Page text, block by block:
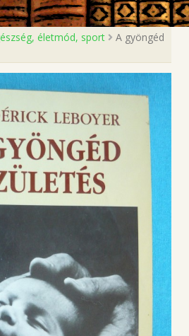
életmód, sport
A gyöngéd